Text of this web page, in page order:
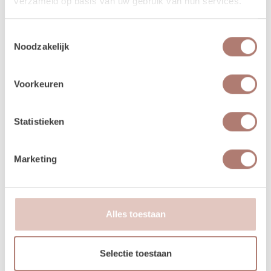
Noodzakelijk
Voorkeuren
Statistieken
Marketing
Alles toestaan
Selectie toestaan
bouwen. Huur je op een weekenddag (vrijdag,
zaterdag, of zondag) dan loopt jouw huurperiode tot
gebruiksdag. Dus huur je op 25 april, kies dan van 25
april t/m 25 april. De andere dagen krijg je van ons
komen ophalen.
Kies je voor bezorging? Bij een orderbedrag boven de
€300 krijg je korting op de transportkosten.
Is er iets beschadigd? Dat kan gebeuren. Helaas